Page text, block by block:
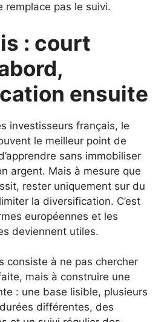
remplace pas le suivi.
: court
ensuite
investisseurs français, le
le meilleur point de
sans immobiliser
argent. Mais à mesure que
rester uniquement sur du
la diversification. C’est
européennes et les
deviennent utiles.
consiste à ne pas chercher
mais à construire une
: une base lisible, plusieurs
différentes, des